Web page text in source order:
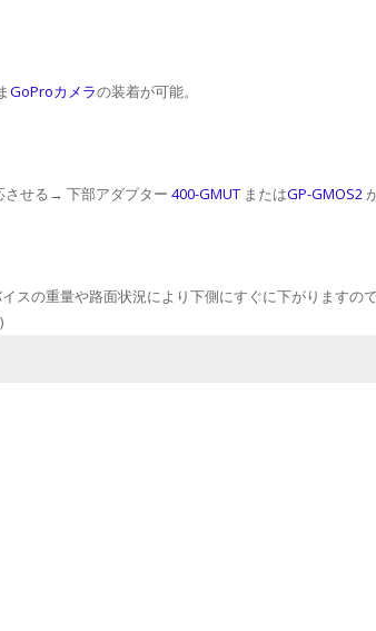
GoProカメラの装着が可能。
させる→ 下部アダプター 400-GMUT またはGP-GMOS2
の重量や路面状況により下側にすぐに下がりますので